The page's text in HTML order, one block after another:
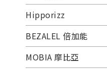
Hipporizz
BEZALEL 倍加能
MOBIA 摩比亞